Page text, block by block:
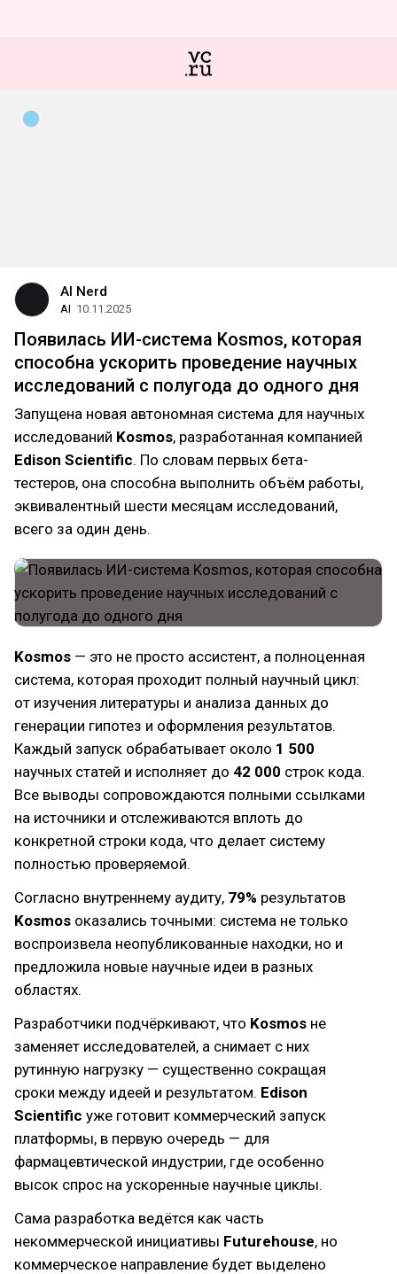
AI Nerd
AI 10.11.2025
Появилась ИИ-система Kosmos, которая
способна ускорить проведение научных
исследований с полугода до одного дня
Запущена новая автономная система для научных
исследований Kosmos, разработанная компанией
Edison Scientific. По словам первых бета-
тестеров, она способна выполнить объём работы,
эквивалентный шести месяцам исследований,
всего за один день.
Kosmos — это не просто ассистент, а полноценная
система, которая проходит полный научный цикл:
от изучения литературы и анализа данных до
генерации гипотез и оформления результатов.
Каждый запуск обрабатывает около 1 500
научных статей и исполняет до 42 000 строк кода.
Все выводы сопровождаются полными ссылками
на источники и отслеживаются вплоть до
конкретной строки кода, что делает систему
полностью проверяемой.
Согласно внутреннему аудиту, 79% результатов
Kosmos оказались точными: система не только
воспроизвела неопубликованные находки, но и
предложила новые научные идеи в разных
областях.
Разработчики подчёркивают, что Kosmos не
заменяет исследователей, а снимает с них
рутинную нагрузку — существенно сокращая
сроки между идеей и результатом. Edison
Scientific уже готовит коммерческий запуск
платформы, в первую очередь — для
фармацевтической индустрии, где особенно
высок спрос на ускоренные научные циклы.
Сама разработка ведётся как часть
некоммерческой инициативы Futurehouse, но
коммерческое направление будет выделено